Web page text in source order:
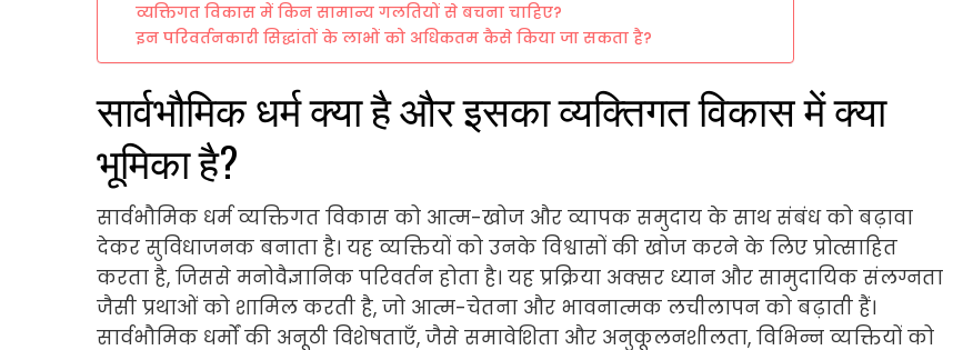
व्यक्तिगत विकास में किन सामान्य गलतियों से बचना चाहिए?
इन परिवर्तनकारी सिद्धांतों के लाभों को अधिकतम कैसे किया जा सकता है?
सार्वभौमिक धर्म क्या है और इसका व्यक्तिगत विकास में क्या
भूमिका है?
सार्वभौमिक धर्म व्यक्तिगत विकास को आत्म-खोज और व्यापक समुदाय के साथ संबंध को बढ़ावा
देकर सुविधाजनक बनाता है। यह व्यक्तियों को उनके विश्वासों की खोज करने के लिए प्रोत्साहित
करता है, जिससे मनोवैज्ञानिक परिवर्तन होता है। यह प्रक्रिया अक्सर ध्यान और सामुदायिक संलग्नता
जैसी प्रथाओं को शामिल करती है, जो आत्म-चेतना और भावनात्मक लचीलापन को बढ़ाती हैं।
सार्वभौमिक धर्मों की अनूठी विशेषताएँ, जैसे समावेशिता और अनुकूलनशीलता, विभिन्न व्यक्तियों को